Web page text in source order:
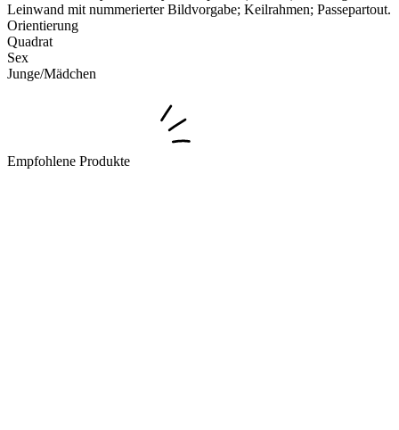
Leinwand mit nummerierter Bildvorgabe; Keilrahmen; Passepartout.
Orientierung
Quadrat
Sex
Junge/Mädchen
Empfohlene Produkte